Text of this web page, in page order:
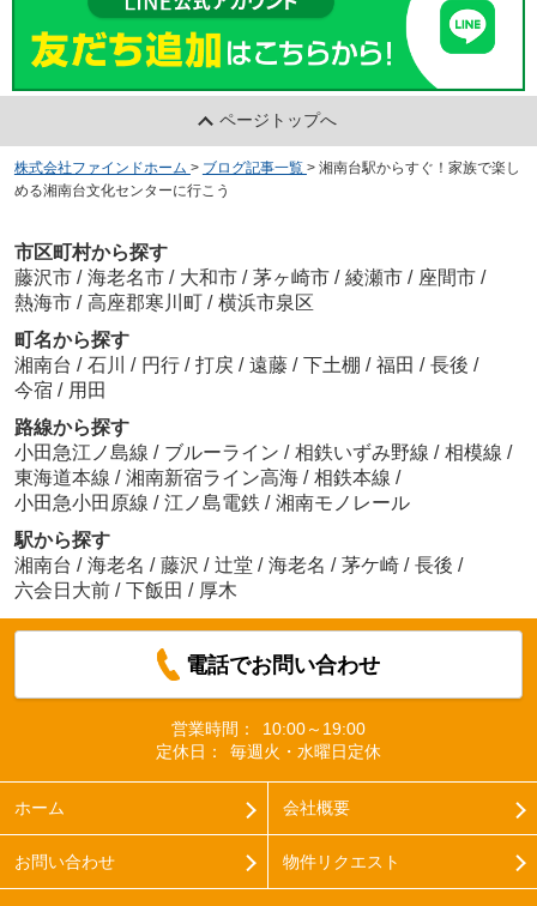
ページトップへ
株式会社ファインドホーム > ブログ記事一覧 > 湘南台駅からすぐ！家族で楽し
める湘南台文化センターに行こう
市区町村から探す
藤沢市 / 海老名市 / 大和市 / 茅ヶ崎市 / 綾瀬市 / 座間市 /
熱海市 / 高座郡寒川町 / 横浜市泉区
町名から探す
湘南台 / 石川 / 円行 / 打戻 / 遠藤 / 下土棚 / 福田 / 長後 /
今宿 / 用田
路線から探す
小田急江ノ島線 / ブルーライン / 相鉄いずみ野線 / 相模線 /
東海道本線 / 湘南新宿ライン高海 / 相鉄本線 /
小田急小田原線 / 江ノ島電鉄 / 湘南モノレール
駅から探す
湘南台 / 海老名 / 藤沢 / 辻堂 / 海老名 / 茅ケ崎 / 長後 /
六会日大前 / 下飯田 / 厚木
電話でお問い合わせ
営業時間：
10:00～19:00
定休日：
毎週火・水曜日定休
ホーム 会社概要
お問い合わせ 物件リクエスト